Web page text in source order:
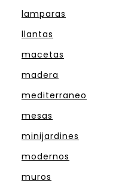
lamparas
llantas
macetas
madera
mediterraneo
mesas
minijardines
modernos
muros